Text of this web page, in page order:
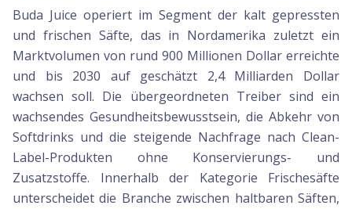
Buda Juice operiert im Segment der kalt gepressten
und frischen Säfte, das in Nordamerika zuletzt ein
Marktvolumen von rund 900 Millionen Dollar erreichte
und bis 2030 auf geschätzt 2,4 Milliarden Dollar
wachsen soll. Die übergeordneten Treiber sind ein
wachsendes Gesundheitsbewusstsein, die Abkehr von
Softdrinks und die steigende Nachfrage nach Clean-
Label-Produkten ohne Konservierungs- und
Zusatzstoffe. Innerhalb der Kategorie Frischesäfte
unterscheidet die Branche zwischen haltbaren Säften,